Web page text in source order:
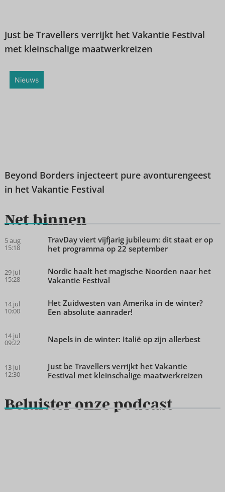
Just be Travellers verrijkt het Vakantie Festival
met kleinschalige maatwerkreizen
Nieuws
Beyond Borders injecteert pure avonturengeest
in het Vakantie Festival
Net binnen
5 aug
15:18
TravDay viert vijfjarig jubileum: dit staat er op
het programma op 22 september
29 jul
15:28
Nordic haalt het magische Noorden naar het
Vakantie Festival
14 jul
10:00
Het Zuidwesten van Amerika in de winter?
Een absolute aanrader!
14 jul
09:22 Napels in de winter: Italië op zijn allerbest
13 jul
12:30
Just be Travellers verrijkt het Vakantie
Festival met kleinschalige maatwerkreizen
Beluister onze podcast